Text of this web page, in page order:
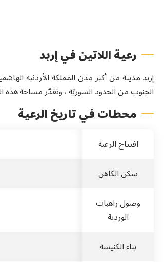
رعية اللاتين في إربد
إربد مدينة من أكبر مدن المملكة الأردنية
الجنوب من الحدود السوريّة ، وتقدّر مساحة هذه
محطات في تاريخ الرعية
افتتاح الرعية
سكن الكاهن
وصول راهبات
الوردية
بناء الكنيسة